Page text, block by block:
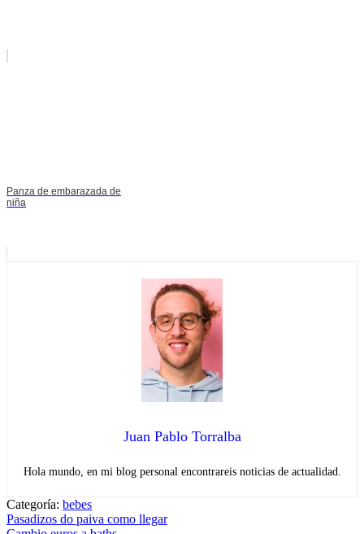
Panza de embarazada de
niña
Juan Pablo Torralba
Hola mundo, en mi blog personal encontrareis noticias de actualidad.
Categoría: bebes
Navegación
Entrada
Pasadizos do paiva como llegar